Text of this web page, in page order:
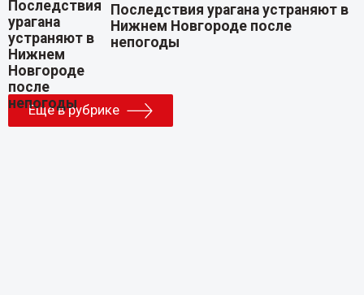
Последствия урагана устраняют в
Нижнем Новгороде после
непогоды
Еще в рубрике